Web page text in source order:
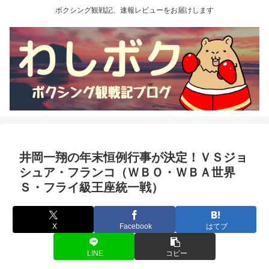
ボクシング観戦記、速報レビューをお届けします
井岡一翔の年末恒例行事が決定！ＶＳジョ
シュア・フランコ（ＷＢＯ・ＷＢＡ世界
Ｓ・フライ級王座統一戦）
X Facebook はてブ
LINE コピー